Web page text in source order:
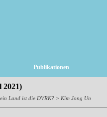
Publikationen
2021)
Land ist die DVRK? > Kim Jong Un